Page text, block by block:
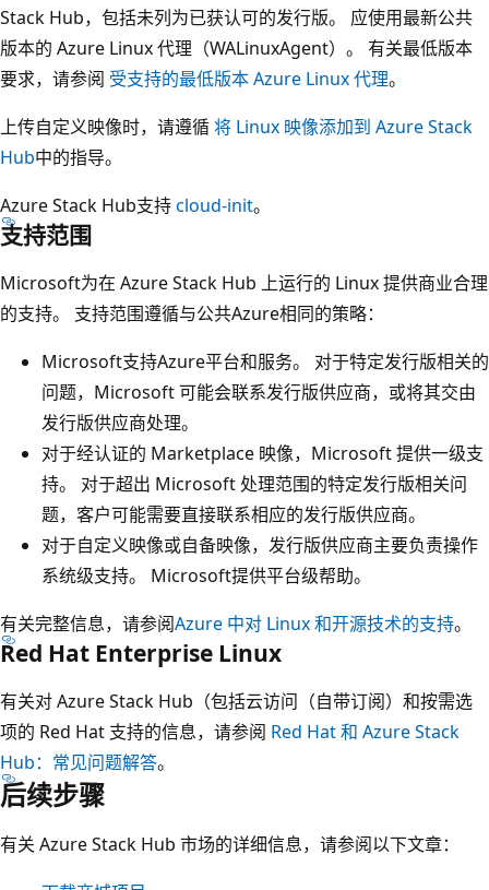
Stack Hub，包括未列为已获认可的发行版。 应使用最新公共
版本的 Azure Linux 代理（WALinuxAgent） 。 有关最低版本
要求，请参阅 受支持的最低版本 Azure Linux 代理。
上传自定义映像时，请遵循将 Linux 映像添加到 Azure Stack
Hub中的指导。
Azure Stack Hub支持cloud-init。
支持范围
Microsoft为在 Azure Stack Hub 上运行的 Linux 提供商业合理
的支持。 支持范围遵循与公共Azure相同的策略：
Microsoft支持Azure平台和服务。 对于特定发行版相关的
问题，Microsoft 可能会联系发行版供应商，或将其交由
发行版供应商处理。
对于经认证的 Marketplace 映像，Microsoft 提供一级支
持。 对于超出 Microsoft 处理范围的特定发行版相关问
题，客户可能需要直接联系相应的发行版供应商。
对于自定义映像或自备映像，发行版供应商主要负责操作
系统级支持。 Microsoft提供平台级帮助。
有关完整信息，请参阅Azure 中对 Linux 和开源技术的支持。
Red Hat Enterprise Linux
有关对 Azure Stack Hub（包括云访问（自带订阅）和按需选
项的 Red Hat 支持的信息，请参阅 Red Hat 和 Azure Stack
Hub：常见问题解答。
后续步骤
有关 Azure Stack Hub 市场的详细信息，请参阅以下文章：